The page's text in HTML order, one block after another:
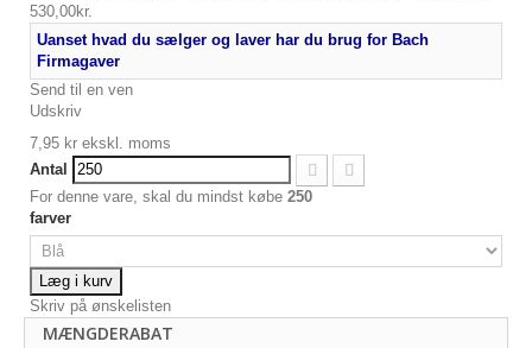
530,00kr.
Uanset hvad du sælger og laver har du brug for Bach
Firmagaver
Send til en ven
Udskriv
7,95 kr ekskl. moms
Antal
For denne vare, skal du mindst købe 250
farver
Læg i kurv
Skriv på ønskelisten
MÆNGDERABAT